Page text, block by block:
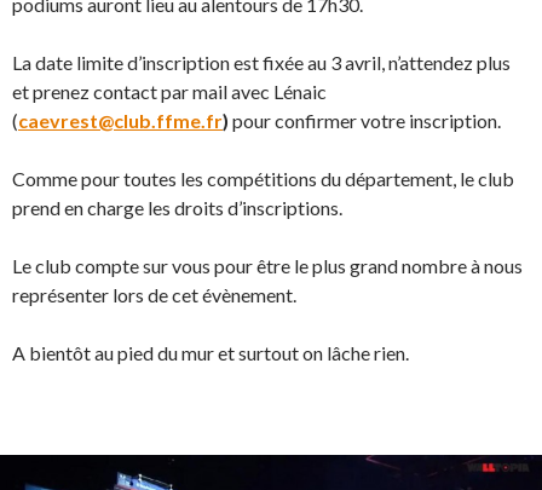
La date limite d’inscription est fixée au 3 avril, n’attendez plus
et prenez contact par mail avec Lénaic
(caevrest@club.ffme.fr) pour confirmer votre inscription.
Comme pour toutes les compétitions du département, le club
prend en charge les droits d’inscriptions.
Le club compte sur vous pour être le plus grand nombre à nous
représenter lors de cet évènement.
A bientôt au pied du mur et surtout on lâche rien.